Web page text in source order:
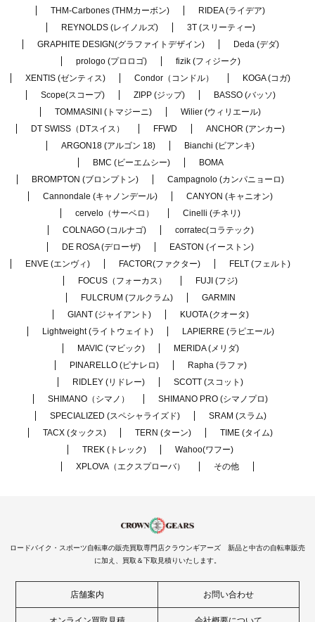
THM-Carbones (THMカーボン)
RIDEA (ライデア)
REYNOLDS (レイノルズ)
3T (スリーティー)
GRAPHITE DESIGN(グラファイトデザイン)
Deda (デダ)
prologo (プロロゴ)
fizik (フィジーク)
XENTIS (ゼンティス)
Condor（コンドル）
KOGA (コガ)
Scope(スコープ)
ZIPP (ジップ)
BASSO (バッソ)
TOMMASINI (トマジーニ)
Wilier (ウィリエール)
DT SWISS（DTスイス）
FFWD
ANCHOR (アンカー)
ARGON18 (アルゴン 18)
Bianchi (ビアンキ)
BMC (ビーエムシー)
BOMA
BROMPTON (ブロンプトン)
Campagnolo (カンパニョーロ)
Cannondale (キャノンデール)
CANYON (キャニオン)
cervelo（サーベロ）
Cinelli (チネリ)
COLNAGO (コルナゴ)
corratec(コラテック)
DE ROSA (デローザ)
EASTON (イーストン)
ENVE (エンヴィ)
FACTOR(ファクター)
FELT (フェルト)
FOCUS（フォーカス）
FUJI (フジ)
FULCRUM (フルクラム)
GARMIN
GIANT (ジャイアント)
KUOTA (クオータ)
Lightweight (ライトウェイト)
LAPIERRE (ラピエール)
MAVIC (マビック)
MERIDA (メリダ)
PINARELLO (ピナレロ)
Rapha (ラファ)
RIDLEY (リドレー)
SCOTT (スコット)
SHIMANO（シマノ）
SHIMANO PRO (シマノプロ)
SPECIALIZED (スペシャライズド)
SRAM (スラム)
TACX (タックス)
TERN (ターン)
TIME (タイム)
TREK (トレック)
Wahoo(ワフー)
XPLOVA（エクスプローバ）
その他
ロードバイク・スポーツ自転車の販売買取専門店クラウンギアーズ 新品と中古の自転車販売
に加え、買取＆下取見積りいたします。
店舗案内 お問い合わせ